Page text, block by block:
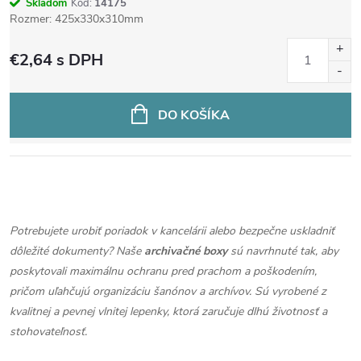
d
u
t
v
Skladom Kód: 14175
Rozmer: 425x330x310mm
€2,64s DPH
DO KOŠÍKA
v
l
á
d
Potrebujete urobiť poriadok v kancelárii alebo bezpečne uskladniť
dôležité dokumenty? Naše archivačné boxysú navrhnuté tak, aby
poskytovali maximálnu ochranu pred prachom a poškodením,
pričom uľahčujú organizáciu šanónov a archívov. Sú vyrobené z
kvalitnej a pevnej vlnitej lepenky, ktorá zaručuje dlhú životnosť a
stohovateľnosť.